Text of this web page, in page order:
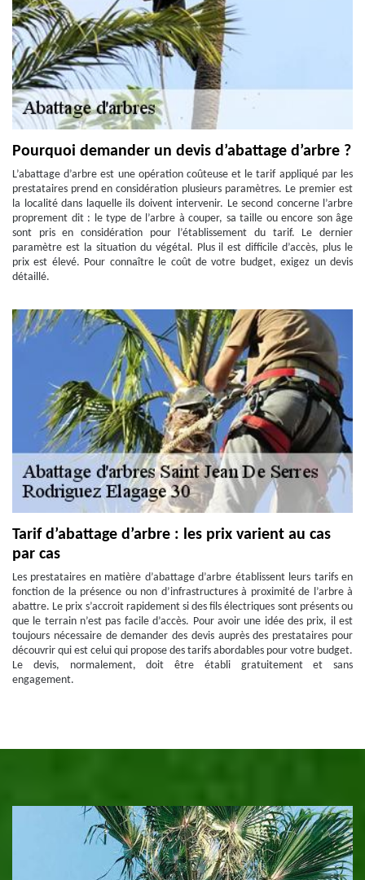
Pourquoi demander un devis d’abattage d’arbre ?
L’abattage d’arbre est une opération coûteuse et le tarif appliqué par les
prestataires prend en considération plusieurs paramètres. Le premier est
la localité dans laquelle ils doivent intervenir. Le second concerne l’arbre
proprement dit : le type de l’arbre à couper, sa taille ou encore son âge
sont pris en considération pour l’établissement du tarif. Le dernier
paramètre est la situation du végétal. Plus il est difficile d’accès, plus le
prix est élevé. Pour connaître le coût de votre budget, exigez un devis
détaillé.
Tarif d’abattage d’arbre : les prix varient au cas
par cas
Les prestataires en matière d’abattage d’arbre établissent leurs tarifs en
fonction de la présence ou non d’infrastructures à proximité de l’arbre à
abattre. Le prix s’accroit rapidement si des fils électriques sont présents ou
que le terrain n’est pas facile d’accès. Pour avoir une idée des prix, il est
toujours nécessaire de demander des devis auprès des prestataires pour
découvrir qui est celui qui propose des tarifs abordables pour votre budget.
Le devis, normalement, doit être établi gratuitement et sans
engagement.